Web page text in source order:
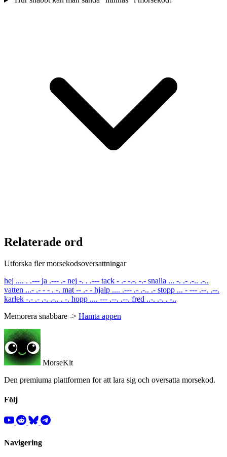
Relaterade ord
Utforska fler morsekodsoversattningar
hej .... . .--- ja .--- .- nej -. . .--- tack - .- -.-. -.- snalla ... -. .- .-.. .-..
vatten ...- .- - - . -. mat -- .- - hjalp .... .--- .- .-.. .- stopp ... - --- .--. .--.
karlek -.- .- .-. .-.. . -. hopp .... --- .--. .--. fred ..-. .-. . -..
Memorera snabbare -> Hamta appen
MorseKit
Den premiuma plattformen for att lara sig och oversatta morsekod.
Följ
Navigering